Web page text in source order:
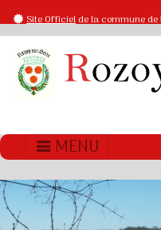
Site Officielde la commune de
MENU